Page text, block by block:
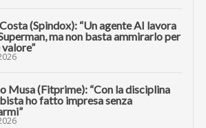
(Spindox): “Un agente AI lavora
ma non basta ammirarlo per
Musa (Fitprime): “Con la disciplina
ho fatto impresa senza